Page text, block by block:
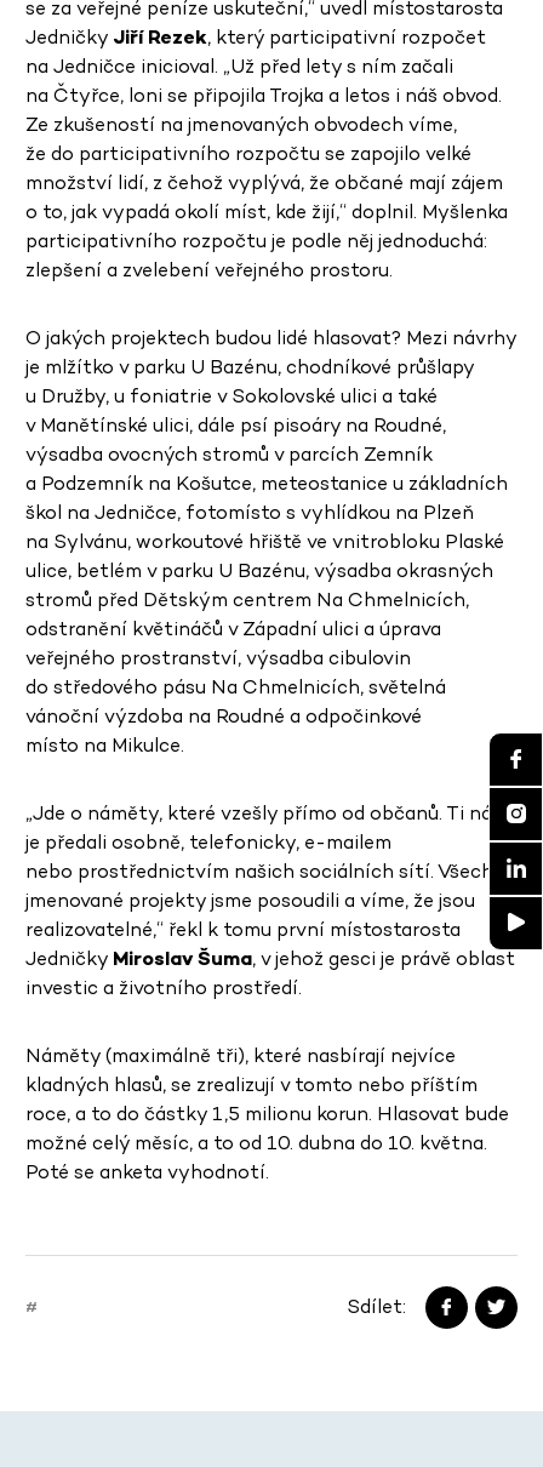
se za veřejné peníze uskuteční,“ uvedl místostarosta
Jedničky Jiří Rezek, který participativní rozpočet
na Jedničce inicioval. „Už před lety s ním začali
na Čtyřce, loni se připojila Trojka a letos i náš obvod.
Ze zkušeností na jmenovaných obvodech víme,
že do participativního rozpočtu se zapojilo velké
množství lidí, z čehož vyplývá, že občané mají zájem
o to, jak vypadá okolí míst, kde žijí,“ doplnil. Myšlenka
participativního rozpočtu je podle něj jednoduchá:
zlepšení a zvelebení veřejného prostoru.
O jakých projektech budou lidé hlasovat? Mezi návrhy
je mlžítko v parku U Bazénu, chodníkové průšlapy
u Družby, u foniatrie v Sokolovské ulici a také
v Manětínské ulici, dále psí pisoáry na Roudné,
výsadba ovocných stromů v parcích Zemník
a Podzemník na Košutce, meteostanice u základních
škol na Jedničce, fotomísto s vyhlídkou na Plzeň
na Sylvánu, workoutové hřiště ve vnitrobloku Plaské
ulice, betlém v parku U Bazénu, výsadba okrasných
stromů před Dětským centrem Na Chmelnicích,
odstranění květináčů v Západní ulici a úprava
veřejného prostranství, výsadba cibulovin
do středového pásu Na Chmelnicích, světelná
vánoční výzdoba na Roudné a odpočinkové
místo na Mikulce.
„Jde o náměty, které vzešly přímo od občanů. Ti nám
je předali osobně, telefonicky, e-mailem
nebo prostřednictvím našich sociálních sítí. Všechny
jmenované projekty jsme posoudili a víme, že jsou
realizovatelné,“ řekl k tomu první místostarosta
Jedničky Miroslav Šuma, v jehož gesci je právě oblast
investic a životního prostředí.
Náměty (maximálně tři), které nasbírají nejvíce
kladných hlasů, se zrealizují v tomto nebo příštím
roce, a to do částky 1,5 milionu korun. Hlasovat bude
možné celý měsíc, a to od 10. dubna do 10. května.
Poté se anketa vyhodnotí.
# Sdílet: